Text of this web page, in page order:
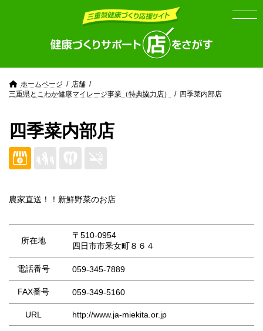
ホームページ
店舗
三重県とこわか健康マイレージ事業（特典協力店）
四季菜内部店
四季菜内部店
農家直送！！新鮮野菜のお店
所在地
〒510-0954
四日市市釆女町８６４
電話番号 059-345-7889
FAX番号 059-349-5160
URL http://www.ja-miekita.or.jp